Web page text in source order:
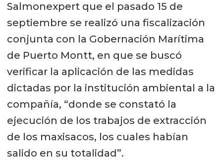
Salmonexpert que el pasado 15 de
septiembre se realizó una fiscalización
conjunta con la Gobernación Marítima
de Puerto Montt, en que se buscó
verificar la aplicación de las medidas
dictadas por la institución ambiental a la
compañía, “donde se constató la
ejecución de los trabajos de extracción
de los maxisacos, los cuales habían
salido en su totalidad”.